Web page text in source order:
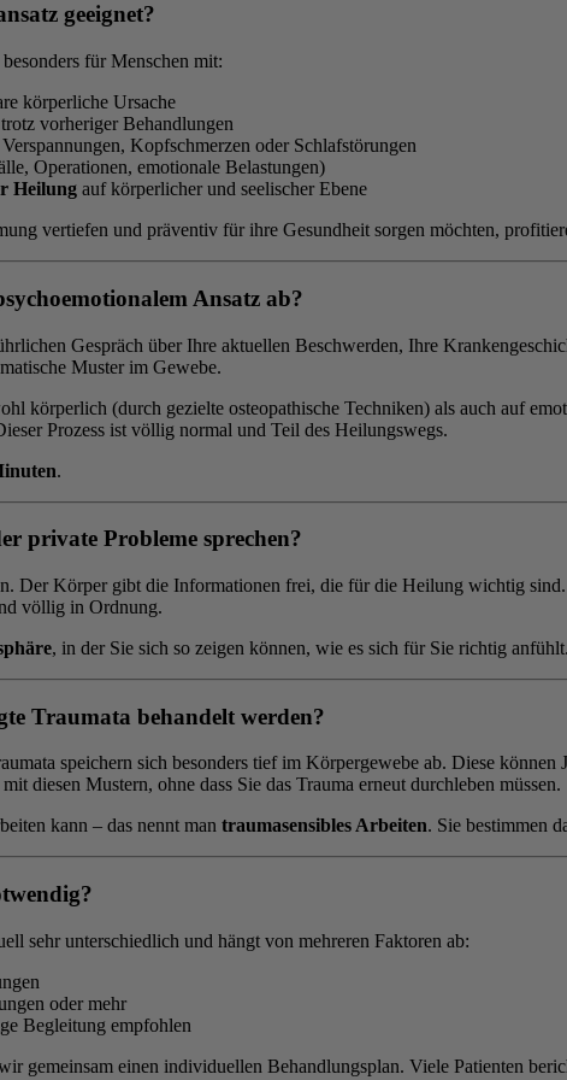
geeignet?
für Menschen mit:
körperliche Ursache
trotz vorheriger Behandlungen
Kopfschmerzen oder Schlafstörungen
Operationen, emotionale Belastungen)
Heilung auf körperlicher und seelischer Ebene
vertiefen und präventiv für ihre Gesundheit sorgen möchten,
Ansatz ab?
Gespräch über Ihre aktuellen Beschwerden, Ihre
Muster im Gewebe.
körperlich (durch gezielte osteopathische Techniken) als auch auf
Prozess ist völlig normal und Teil des Heilungswegs.
.
private Probleme sprechen?
Der Körper gibt die Informationen frei, die für die Heilung wichtig
völlig in Ordnung.
, in der Sie sich so zeigen können, wie es sich für Sie richtig anfühlt.
Traumata behandelt werden?
speichern sich besonders tief im Körpergewebe ab. Diese
diesen Mustern, ohne dass Sie das Trauma erneut durchleben müssen.
kann – das nennt man traumasensibles Arbeiten. Sie bestimmen
sehr unterschiedlich und hängt von mehreren Faktoren ab:
oder mehr
Begleitung empfohlen
gemeinsam einen individuellen Behandlungsplan. Viele Patienten